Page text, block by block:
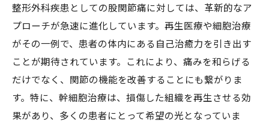
整形外科疾患としての股関節痛に対しては、革新的なア
プローチが急速に進化しています。再生医療や細胞治療
がその一例で、患者の体内にある自己治癒力を引き出す
ことが期待されています。これにより、痛みを和らげる
だけでなく、関節の機能を改善することにも繋がりま
す。特に、幹細胞治療は、損傷した組織を再生させる効
果があり、多くの患者にとって希望の光となっていま